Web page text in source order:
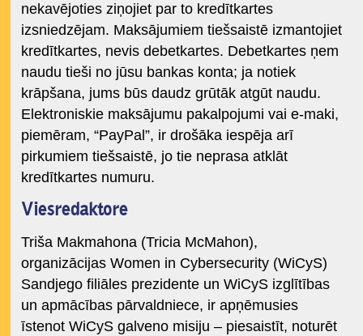
nekavējoties ziņojiet par to kredītkartes
izsniedzējam. Maksājumiem tiešsaistē izmantojiet
kredītkartes, nevis debetkartes. Debetkartes ņem
naudu tieši no jūsu bankas konta; ja notiek
krāpšana, jums būs daudz grūtāk atgūt naudu.
Elektroniskie maksājumu pakalpojumi vai e-maki,
piemēram, “PayPal”, ir drošāka iespēja arī
pirkumiem tiešsaistē, jo tie neprasa atklāt
kredītkartes numuru.
Viesredaktore
Triša Makmahona (Tricia McMahon),
organizācijas Women in Cybersecurity (WiCyS)
Sandjego filiāles prezidente un WiCyS izglītības
un apmācības pārvaldniece, ir apņēmusies
īstenot WiCyS galveno misiju – piesaistīt, noturēt